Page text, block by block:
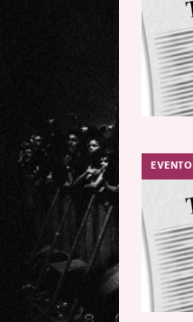
EVENTO